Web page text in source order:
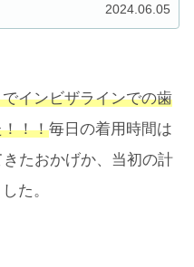
2024.06.05
インビザラインでの歯
！！毎日の着用時間は
たおかげか、当初の計
た。